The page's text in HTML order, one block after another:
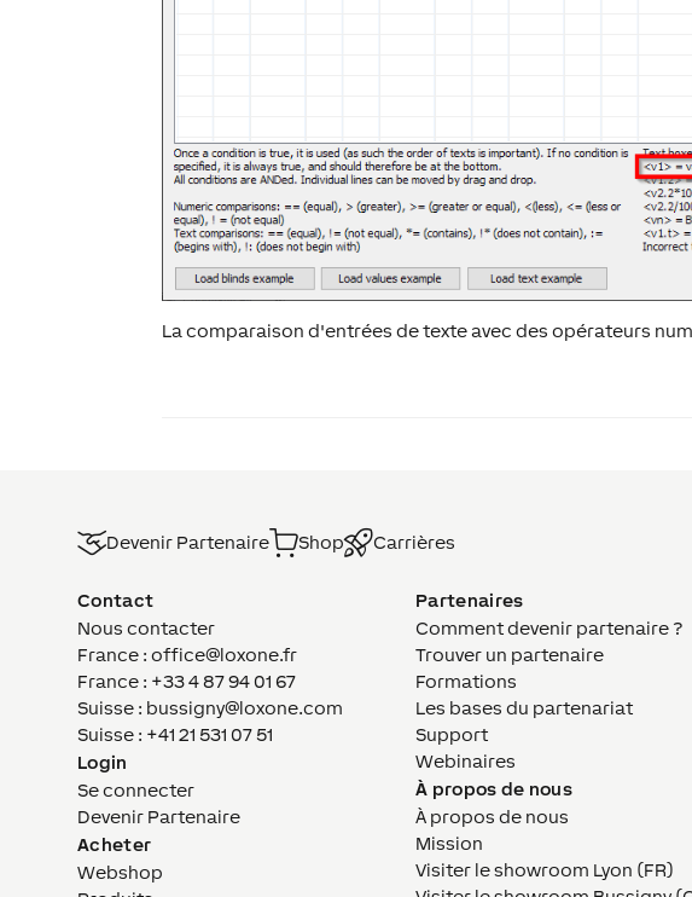
La comparaison d'entrées de texte avec des opérateurs
Devenir Partenaire Shop Carrières
Contact
Nous contacter
France : office@loxone.fr
France : +33 4 87 94 01 67
Suisse : bussigny@loxone.com
Suisse : +41 21 531 07 51
Login
Se connecter
Devenir Partenaire
Acheter
Webshop
Partenaires
Comment devenir partenaire ?
Trouver un partenaire
Formations
Les bases du partenariat
Support
Webinaires
À propos de nous
À propos de nous
Mission
Visiter le showroom Lyon (FR)